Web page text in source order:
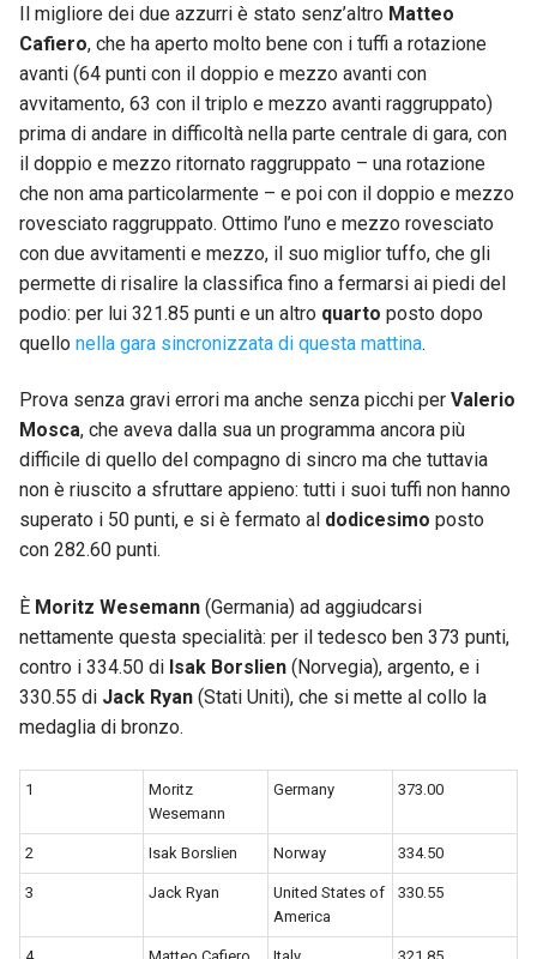
Il migliore dei due azzurri è stato senz’altro Matteo
Cafiero, che ha aperto molto bene con i tuffi a rotazione
avanti (64 punti con il doppio e mezzo avanti con
avvitamento, 63 con il triplo e mezzo avanti raggruppato)
prima di andare in difficoltà nella parte centrale di gara, con
il doppio e mezzo ritornato raggruppato – una rotazione
che non ama particolarmente – e poi con il doppio e mezzo
rovesciato raggruppato. Ottimo l’uno e mezzo rovesciato
con due avvitamenti e mezzo, il suo miglior tuffo, che gli
permette di risalire la classifica fino a fermarsi ai piedi del
podio: per lui 321.85 punti e un altro quarto posto dopo
quello nella gara sincronizzata di questa mattina.
Prova senza gravi errori ma anche senza picchi per Valerio
Mosca, che aveva dalla sua un programma ancora più
difficile di quello del compagno di sincro ma che tuttavia
non è riuscito a sfruttare appieno: tutti i suoi tuffi non hanno
superato i 50 punti, e si è fermato al dodicesimo posto
con 282.60 punti.
È Moritz Wesemann (Germania) ad aggiudcarsi
nettamente questa specialità: per il tedesco ben 373 punti,
contro i 334.50 di Isak Borslien (Norvegia), argento, e i
330.55 di Jack Ryan (Stati Uniti), che si mette al collo la
medaglia di bronzo.
1
Moritz
Wesemann
Germany 373.00
2 Isak Borslien Norway 334.50
3 Jack Ryan
United States of
America
330.55